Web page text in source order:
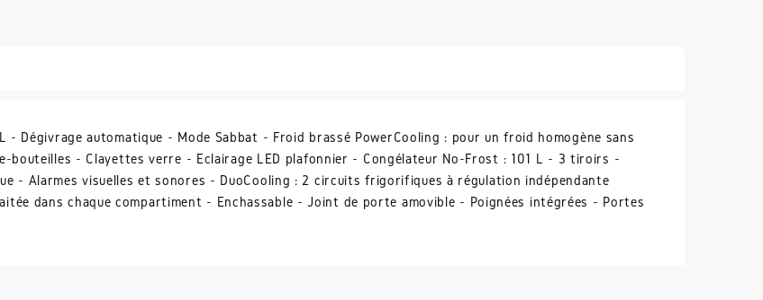
Dégivrage automatique - Mode Sabbat - Froid brassé PowerCooling : pour un froid homogène sans
bouteilles - Clayettes verre - Eclairage LED plafonnier - Congélateur No-Frost : 101 L - 3 tiroirs -
- Alarmes visuelles et sonores - DuoCooling : 2 circuits frigorifiques à régulation indépendante
dans chaque compartiment - Enchassable - Joint de porte amovible - Poignées intégrées - Portes